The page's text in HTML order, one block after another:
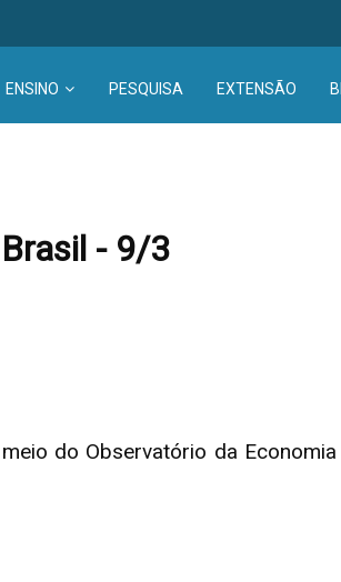
ENSINO PESQUISA EXTENSÃO
- 9/3
do Observatório da